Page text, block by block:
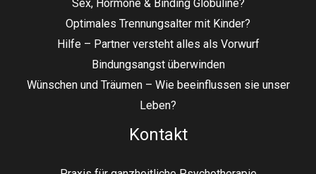
Sex, Hormone & Binding Globuline?
Optimales Trennungsalter mit Kinder?
Hilfe – Partner versteht alles als Vorwurf
Bindungsangst überwinden
Wünschen und Träumen – Wie beeinflussen sie unser
Leben?
Kontakt